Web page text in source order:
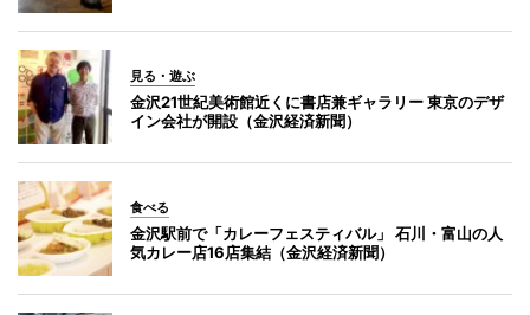
見る・遊ぶ
金沢21世紀美術館近くに書店兼ギャラリー 東京のデザ
イン会社が開設（金沢経済新聞）
食べる
金沢駅前で「カレーフェスティバル」 石川・富山の人
気カレー店16店集結（金沢経済新聞）